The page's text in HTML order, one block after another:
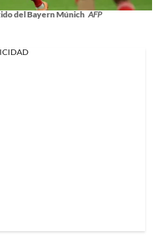
del Bayern Múnich AFP